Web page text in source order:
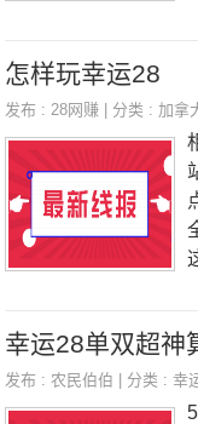
怎样玩幸运28
发布 :28网赚 | 分类 :加拿
幸运28单双超神
发布 :农民伯伯 | 分类 :幸